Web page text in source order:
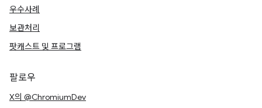
우수사례
보관처리
팟캐스트 및 프로그램
팔로우
X의 @ChromiumDev